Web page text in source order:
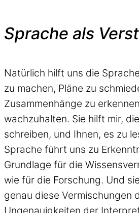
Sprache als
Natürlich hilft uns die
zu machen, Pläne zu
Zusammenhänge zu
wachzuhalten. Sie hilft mir,
schreiben, und Ihnen, es zu
Sprache führt uns zu
Grundlage für die
wie für die Forschung. Und
genau diese Vermischungen
Ungenauigkeiten der